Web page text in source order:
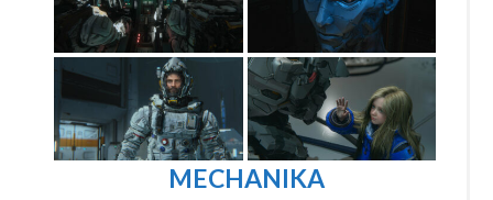
MECHANIKA